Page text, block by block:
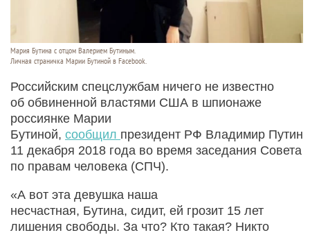
Мария Бутина с отцом Валерием Бутиным.
Личная страничка Марии Бутиной в Facebook.
Российским спецслужбам ничего не известно
об обвиненной властями США в шпионаже
россиянке Марии
Бутиной, сообщил президент РФ Владимир Путин
11 декабря 2018 года во время заседания Совета
по правам человека (СПЧ).
«А вот эта девушка наша
несчастная, Бутина, сидит, ей грозит 15 лет
лишения свободы. За что? Кто такая? Никто